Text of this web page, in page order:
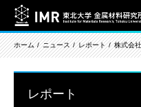
ホーム ニュース レポート 株式会
レポート